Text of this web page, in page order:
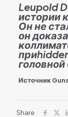
Leupold
истории
Он не
он
головной
Источник
Share